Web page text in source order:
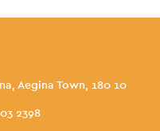
Aegina Town, 180 10
2398